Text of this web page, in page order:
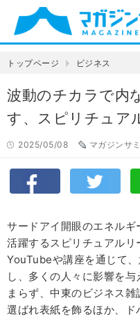
トップページ ビジネス
波動のチカラで内
す、スピリチュア
2025/05/08 マガジンサ
サードアイ開眼のエネル
活躍するスピリチュアルリ
YouTubeや講座を通じて
し、多くの人々に影響を
まらず、中東のビジネス
選ばれ表紙を飾るほか、